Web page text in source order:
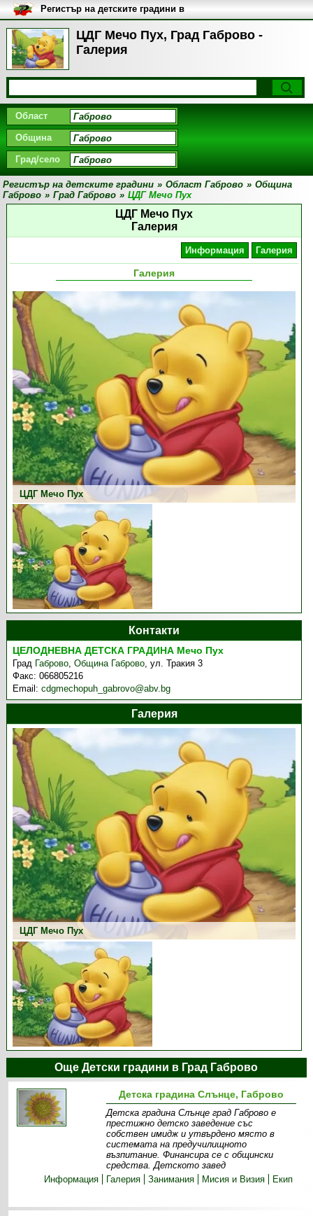
ЦДГ Мечо Пух, Град Габрово -
Галерия
Регистър на детските градини в
България
Област
Община
Град/село
Регистър на детските градини » Област Габрово » Община
Габрово » Град Габрово » ЦДГ Мечо Пух
ЦДГ Мечо Пух
Галерия
Информация Галерия
Галерия
ЦДГ Мечо Пух
Контакти
ЦЕЛОДНЕВНА ДЕТСКА ГРАДИНА Мечо Пух
Град Габрово,Община Габрово,ул. Тракия 3
Факс:066805216
Email:cdgmechopuh_gabrovo@abv.bg
Галерия
ЦДГ Мечо Пух
Още Детски градини в Град Габрово
Детска градина Слънце, Габрово
Детска градина Слънце град Габрово е
престижно детско заведение със
собствен имидж и утвърдено място в
системата на предучилищното
възпитание. Финансира се с общински
средства. Детското завед
Информация
Галерия Занимания Мисия и Визия Екип